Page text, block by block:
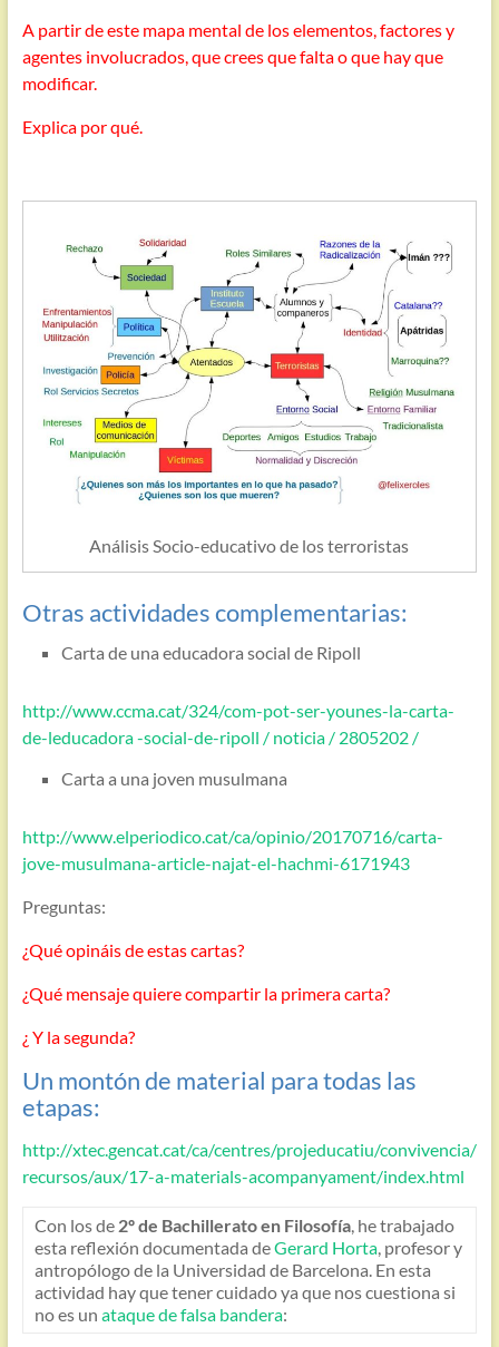
A partir de este mapa mental de los elementos, factores y
agentes involucrados, que crees que falta o que hay que
modificar.
Explica por qué.
Análisis Socio-educativo de los terroristas
Otras actividades complementarias:
Carta de una educadora social de Ripoll
http://www.ccma.cat/324/com-pot-ser-younes-la-carta-
de-leducadora -social-de-ripoll / noticia / 2805202 /
Carta a una joven musulmana
http://www.elperiodico.cat/ca/opinio/20170716/carta-
jove-musulmana-article-najat-el-hachmi-6171943
Preguntas:
¿Qué opináis de estas cartas?
¿Qué mensaje quiere compartir la primera carta?
¿ Y la segunda?
Un montón de material para todas las
etapas:
http://xtec.gencat.cat/ca/centres/projeducatiu/convivencia/
recursos/aux/17-a-materials-acompanyament/index.html
Con los de 2º de Bachillerato en Filosofía, he trabajado
esta reflexión documentada deGerard Horta, profesor y
antropólogo de la Universidad de Barcelona. En esta
actividad hay que tener cuidado ya que nos cuestiona si
no es un ataque de falsa bandera: